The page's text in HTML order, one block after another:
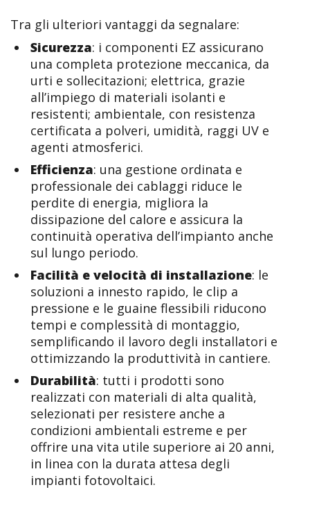
Tra gli ulteriori vantaggi da segnalare:
Sicurezza: i componenti EZ assicurano
una completa protezione meccanica, da
urti e sollecitazioni; elettrica, grazie
all’impiego di materiali isolanti e
resistenti; ambientale, con resistenza
certificata a polveri, umidità, raggi UV e
agenti atmosferici.
Efficienza: una gestione ordinata e
professionale dei cablaggi riduce le
perdite di energia, migliora la
dissipazione del calore e assicura la
continuità operativa dell’impianto anche
sul lungo periodo.
Facilità e velocità di installazione: le
soluzioni a innesto rapido, le clip a
pressione e le guaine flessibili riducono
tempi e complessità di montaggio,
semplificando il lavoro degli installatori e
ottimizzando la produttività in cantiere.
Durabilità: tutti i prodotti sono
realizzati con materiali di alta qualità,
selezionati per resistere anche a
condizioni ambientali estreme e per
offrire una vita utile superiore ai 20 anni,
in linea con la durata attesa degli
impianti fotovoltaici.